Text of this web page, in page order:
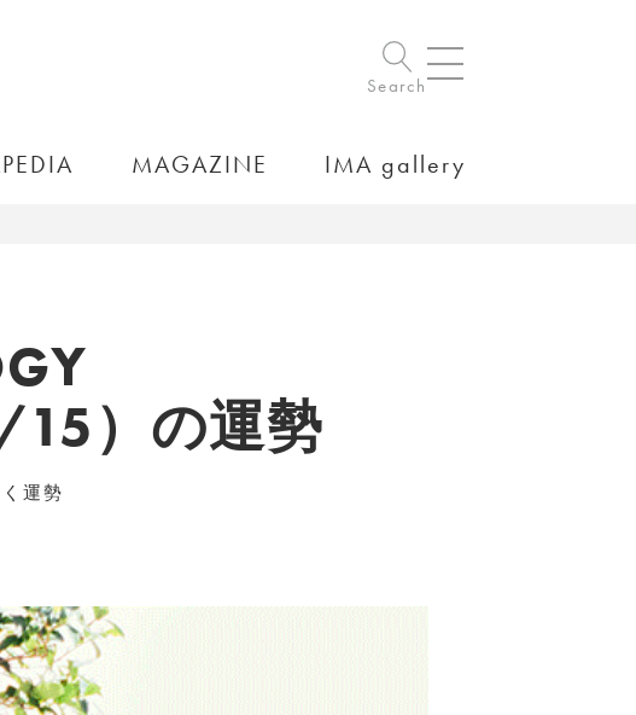
Search
MAGAZINE IMA gallery
）の運勢
運勢